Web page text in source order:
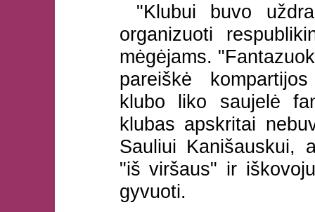
"Klubui buvo
organizuoti
mėgėjams.
pareiškė
klubo liko saujelė
klubas apskritai
Sauliui Kanišauskui,
"iš viršaus" ir
gyvuoti.